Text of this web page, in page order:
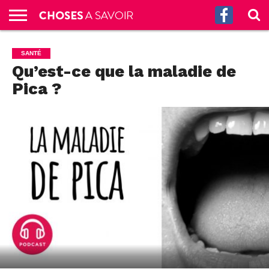
CULTURE
G.
SCIENCES
SANTÉ
HISTOIRE
ÉCONOMIE
INCROYABLE
!
TECH
AUTRES
S’ABONNER
AUX
PODCASTS
CONTACT
A
PROPOS
SANTÉ
Qu’est-ce que la maladie de
Pica ?